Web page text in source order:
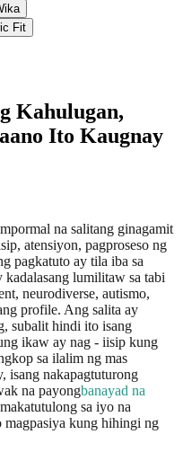
Fit
Kahulugan,
Ito Kaugnay
na salitang ginagamit
atensiyon, pagproseso ng
pagkatuto ay tila iba sa
lumilitaw sa tabi
neurodiverse, autismo,
profile. Ang salita ay
subalit hindi ito isang
ikaw ay nag - iisip kung
sa ilalim ng mas
isang nakapagtuturong
na payongbanayad na
sa iyo na
magpasiya kung hihingi ng